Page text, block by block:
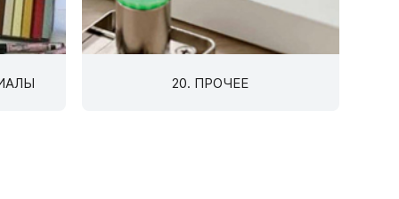
12. ЗАМКИ МЕБЕЛЬНЫЕ
20. ПРОЧЕЕ